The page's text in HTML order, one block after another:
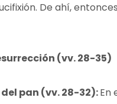
De ahí,
(vv. 28-35)
pan (vv. 28-32):En